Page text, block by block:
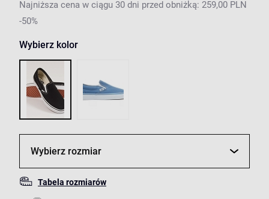
Najniższa cena w ciągu 30 dni przed obniżką: 259,00 PLN
-50%
Wybierz kolor
Wybierz rozmiar
Tabela rozmiarów